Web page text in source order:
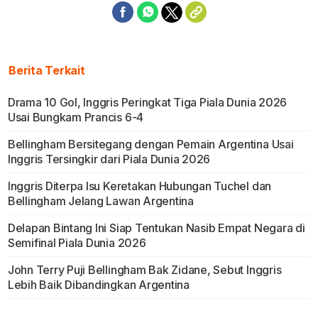
Berita Terkait
Drama 10 Gol, Inggris Peringkat Tiga Piala Dunia 2026
Usai Bungkam Prancis 6-4
Bellingham Bersitegang dengan Pemain Argentina Usai
Inggris Tersingkir dari Piala Dunia 2026
Inggris Diterpa Isu Keretakan Hubungan Tuchel dan
Bellingham Jelang Lawan Argentina
Delapan Bintang Ini Siap Tentukan Nasib Empat Negara di
Semifinal Piala Dunia 2026
John Terry Puji Bellingham Bak Zidane, Sebut Inggris
Lebih Baik Dibandingkan Argentina